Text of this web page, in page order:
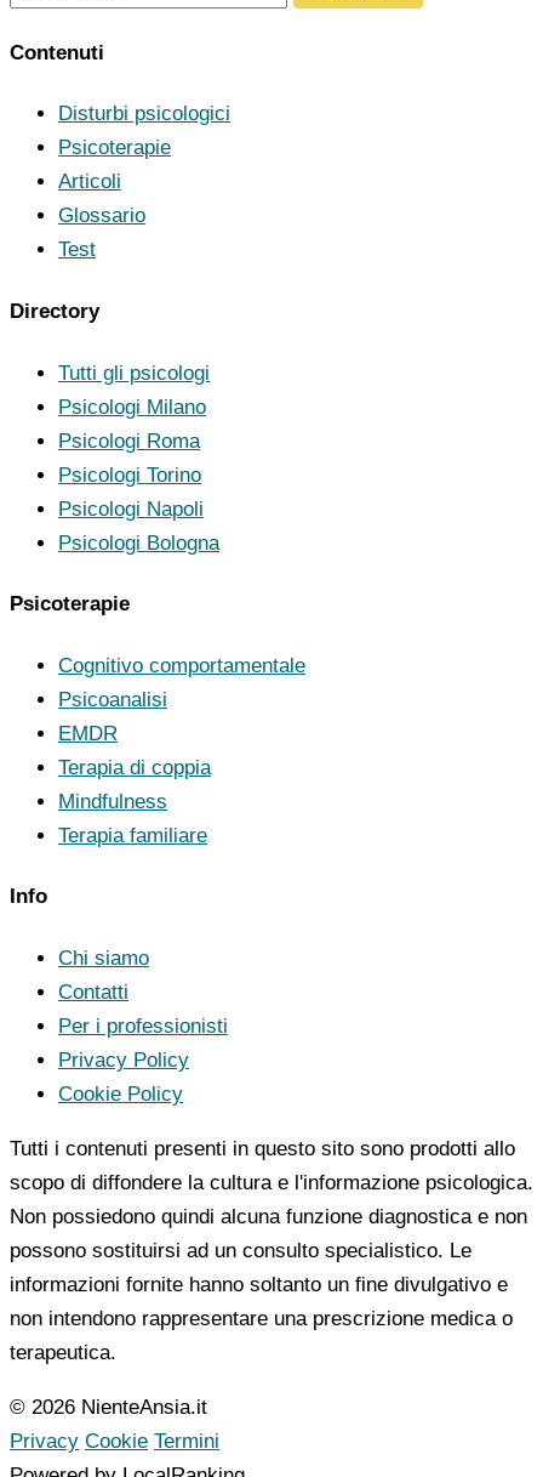
Contenuti
Disturbi psicologici
Psicoterapie
Articoli
Glossario
Test
Directory
Tutti gli psicologi
Psicologi Milano
Psicologi Roma
Psicologi Torino
Psicologi Napoli
Psicologi Bologna
Psicoterapie
Cognitivo comportamentale
Psicoanalisi
EMDR
Terapia di coppia
Mindfulness
Terapia familiare
Info
Chi siamo
Contatti
Per i professionisti
Privacy Policy
Cookie Policy
Tutti i contenuti presenti in questo sito sono prodotti allo
scopo di diffondere la cultura e l'informazione psicologica.
Non possiedono quindi alcuna funzione diagnostica e non
possono sostituirsi ad un consulto specialistico. Le
informazioni fornite hanno soltanto un fine divulgativo e
non intendono rappresentare una prescrizione medica o
terapeutica.
© 2026 NienteAnsia.it
Privacy Cookie Termini